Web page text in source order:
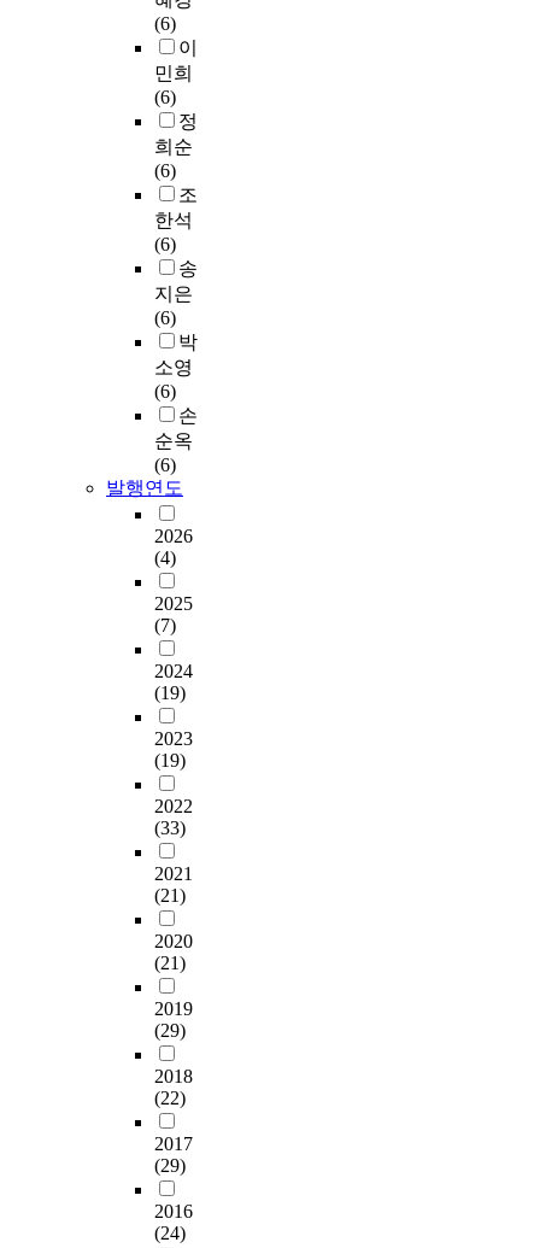
(6)
이
민희
(6)
정
희순
(6)
조
한석
(6)
송
지은
(6)
박
소영
(6)
손
순옥
(6)
발행연도
2026
(4)
2025
(7)
2024
(19)
2023
(19)
2022
(33)
2021
(21)
2020
(21)
2019
(29)
2018
(22)
2017
(29)
2016
(24)